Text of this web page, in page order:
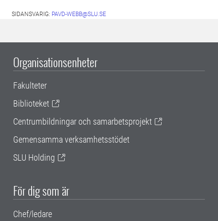
SIDANSVARIG: PAVD-WEBB@SLU.SE
Organisationsenheter
Fakulteter
Biblioteket
Centrumbildningar och samarbetsprojekt
Gemensamma verksamhetsstödet
SLU Holding
För dig som är
Chef/ledare